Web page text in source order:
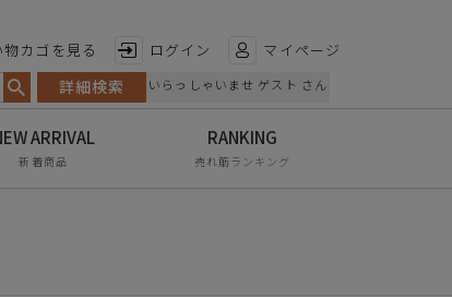
物カゴを見る ログイン マイページ
詳細検索 いらっしゃいませ ゲスト さん
新着商品 売れ筋ランキング
特徴から探す
日本製
手染め
甲高・幅広